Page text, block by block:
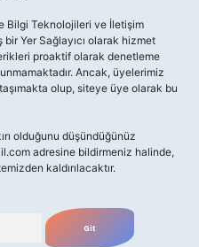
Bilgi Teknolojileri ve İletişim
bir Yer Sağlayıcı olarak hizmet
proaktif olarak denetleme
Ancak, üyelerimiz
olup, siteye üye olarak bu
olduğunu düşündüğünüz
adresine bildirmeniz halinde,
kaldırılacaktır.